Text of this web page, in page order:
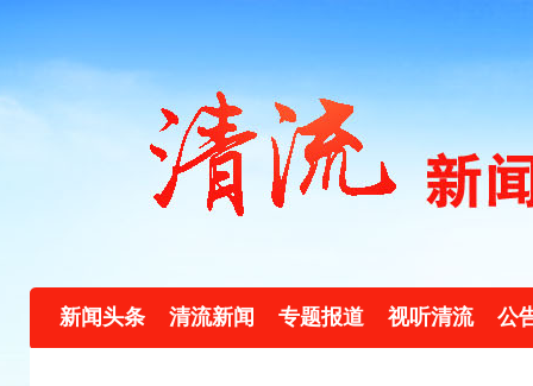
新闻头条 清流新闻 专题报道 视听清流 公